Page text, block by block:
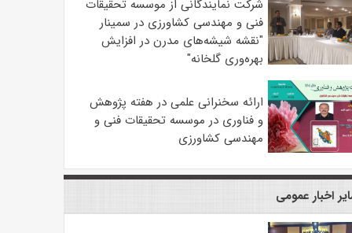
شرکت نمایندگانی از موسسه تحقیقات
فنی و مهندسی کشاورزی در سمینار
"نقشه شیشه‌های مدرن در افزایش
بهره‌وری گلخانه"
ارائه سخنرانی علمی در هفته پژوهش
و فناوری در موسسه تحقیقات فنی و
مهندسی کشاورزی
اخبار عمومی